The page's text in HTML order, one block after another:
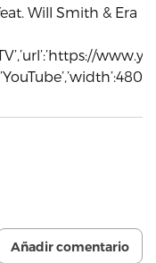
Will Smith & Era
Añadir comentario